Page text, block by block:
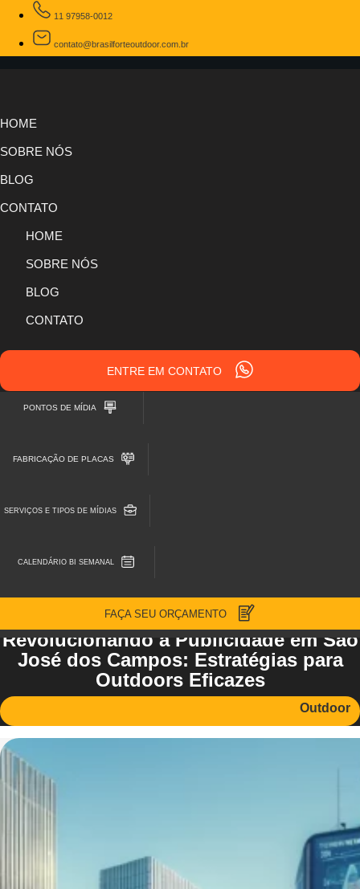
11 97958-0012
contato@brasilforteoutdoor.com.br
HOME
SOBRE NÓS
BLOG
CONTATO
HOME
SOBRE NÓS
BLOG
CONTATO
ENTRE EM CONTATO
PONTOS DE MÍDIA
FABRICAÇÃO DE PLACAS
SERVIÇOS E TIPOS DE MÍDIAS
CALENDÁRIO BI SEMANAL
FAÇA SEU ORÇAMENTO
Revolucionando a Publicidade em São
José dos Campos: Estratégias para
Outdoors Eficazes
Outdoor